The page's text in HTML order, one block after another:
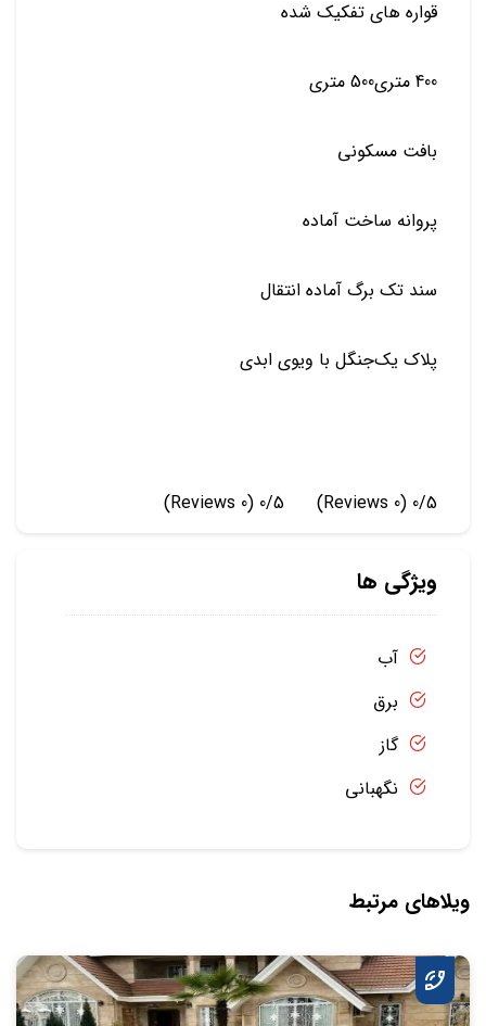
قواره های تفکیک شده
400 متری500 متری
بافت مسکونی
پروانه ساخت آماده
سند تک برگ آماده انتقال
پلاک یک‌جنگل با ویوی ابدی
0/5
(0 Reviews)
0/5
(0 Reviews)
ویژگی ها
آب
برق
گاز
نگهبانی
ویلاهای مرتبط